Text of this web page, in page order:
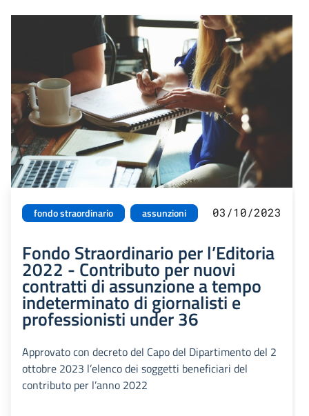
fondo straordinario assunzioni 03/10/2023
Fondo Straordinario per l’Editoria
2022 - Contributo per nuovi
contratti di assunzione a tempo
indeterminato di giornalisti e
professionisti under 36
Approvato con decreto del Capo del Dipartimento del 2
ottobre 2023 l’elenco dei soggetti beneficiari del
contributo per l’anno 2022